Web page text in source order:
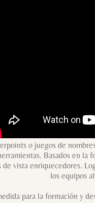
una pausa para la
en su rutina diaria y
tu organización o los
partir de esta pausa
para ser únicos y
el desarrollo del
poder a cada miembro
o juegos de
Basados en
vista enriquecedores.
los equipos
para la formación y